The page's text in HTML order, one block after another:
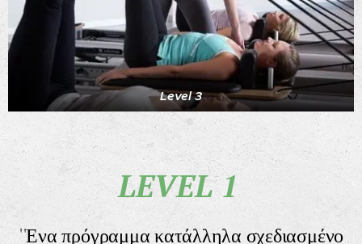
Level 3
LEVEL 1
''Ενα πρόγραμμα κατάλληλα σχεδιασμένο